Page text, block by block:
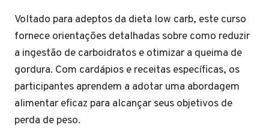
Voltado para adeptos da dieta low carb, este curso
fornece orientações detalhadas sobre como reduzir
a ingestão de carboidratos e otimizar a queima de
gordura. Com cardápios e receitas específicas, os
participantes aprendem a adotar uma abordagem
alimentar eficaz para alcançar seus objetivos de
perda de peso.